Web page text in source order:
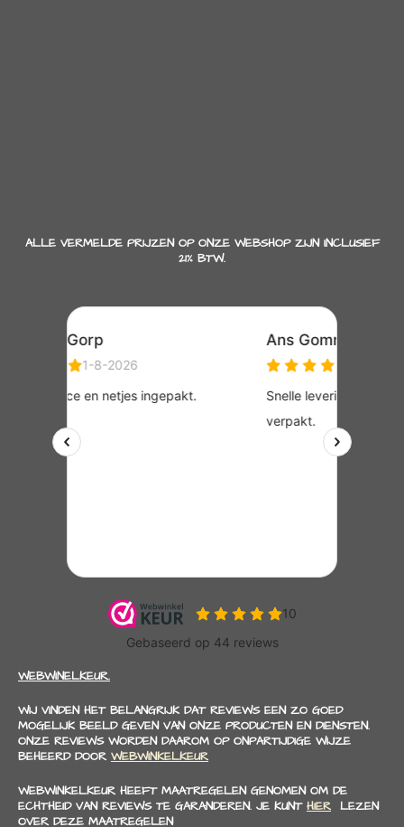
ALLE VERMELDE PRIJZEN OP ONZE WEBSHOP ZIJN INCLUSIEF
21% BTW.
WEBWINELKEUR.
WIJ VINDEN HET BELANGRIJK DAT REVIEWS EEN ZO GOED
MOGELIJK BEELD GEVEN VAN ONZE PRODUCTEN EN DIENSTEN.
ONZE REVIEWS WORDEN DAAROM OP ONPARTIJDIGE WIJZE
BEHEERD DOOR WEBWINKELKEUR
WEBWINKELKEUR HEEFT MAATREGELEN GENOMEN OM DE
ECHTHEID VAN REVIEWS TE GARANDEREN. JE KUNT HIER LEZEN
OVER DEZE MAATREGELEN